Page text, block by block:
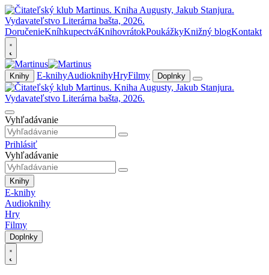
DoručenieKníhkupectváKnihovrátokPoukážkyKnižný blogKontakt
Knihy E-knihyAudioknihyHryFilmy Doplnky
Vyhľadávanie
Prihlásiť
Vyhľadávanie
Knihy
E-knihy
Audioknihy
Hry
Filmy
Doplnky